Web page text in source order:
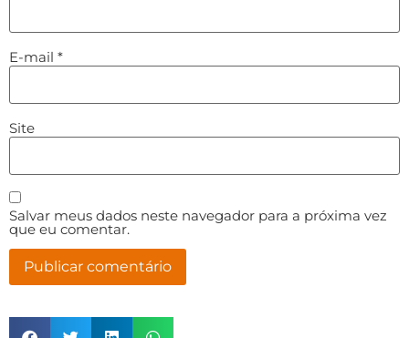
E-mail *
Site
Salvar meus dados neste navegador para a próxima vez
que eu comentar.